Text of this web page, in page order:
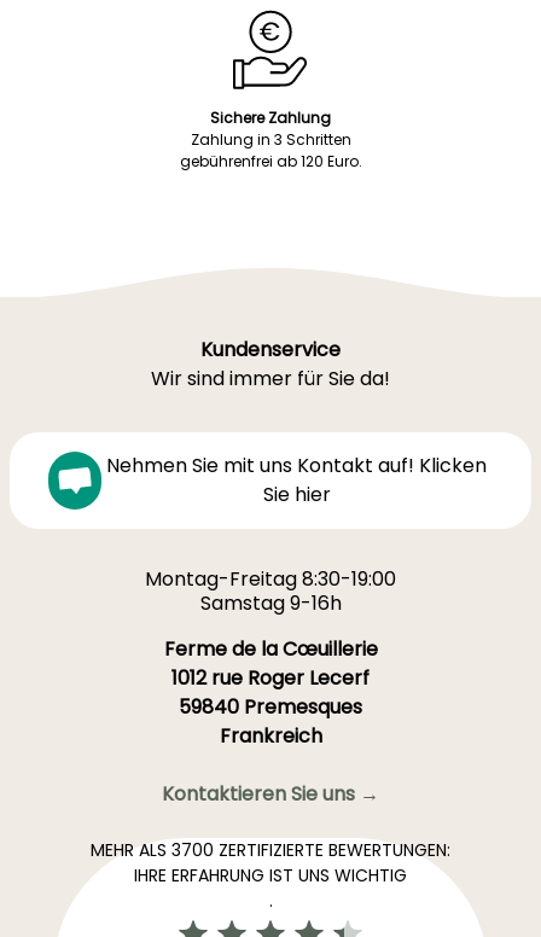
Sichere Zahlung
Zahlung in 3 Schritten
gebührenfrei ab 120 Euro.
Kundenservice
Wir sind immer für Sie da!
Nehmen Sie mit uns Kontakt auf! Klicken
Sie hier
Montag-Freitag 8:30-19:00
Samstag 9-16h
Ferme de la Cœuillerie
1012 rue Roger Lecerf
59840 Premesques
Frankreich
Kontaktieren Sie uns →
MEHR ALS 3700 ZERTIFIZIERTE BEWERTUNGEN:
IHRE ERFAHRUNG IST UNS WICHTIG
.